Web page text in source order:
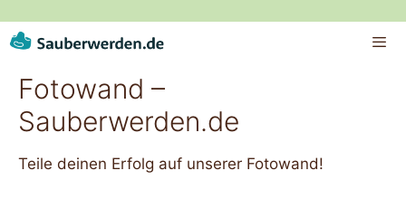
Inhalt
springen
Fotowand –
Sauberwerden.de
Teile deinen Erfolg auf unserer Fotowand!